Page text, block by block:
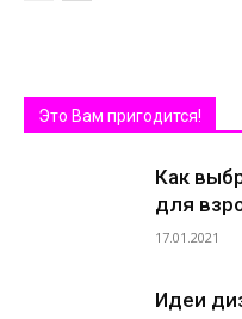
Это Вам пригодится!
Как
для
17.01.2021
Идеи